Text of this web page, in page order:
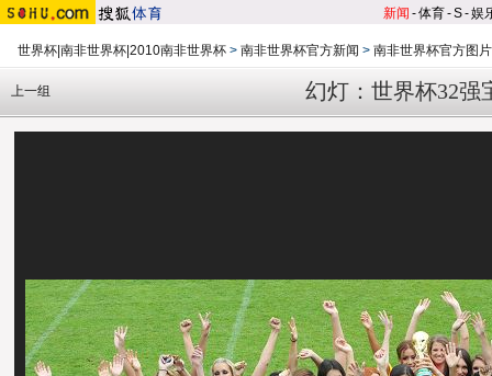
新闻 -体育-S-娱
世界杯|南非世界杯|2010南非世界杯 > 南非世界杯官方新闻 > 南非世界杯官方图片
幻灯：世界杯32强
上一组